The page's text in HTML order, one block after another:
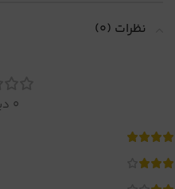
نظرات (0)
0 دیدگاه